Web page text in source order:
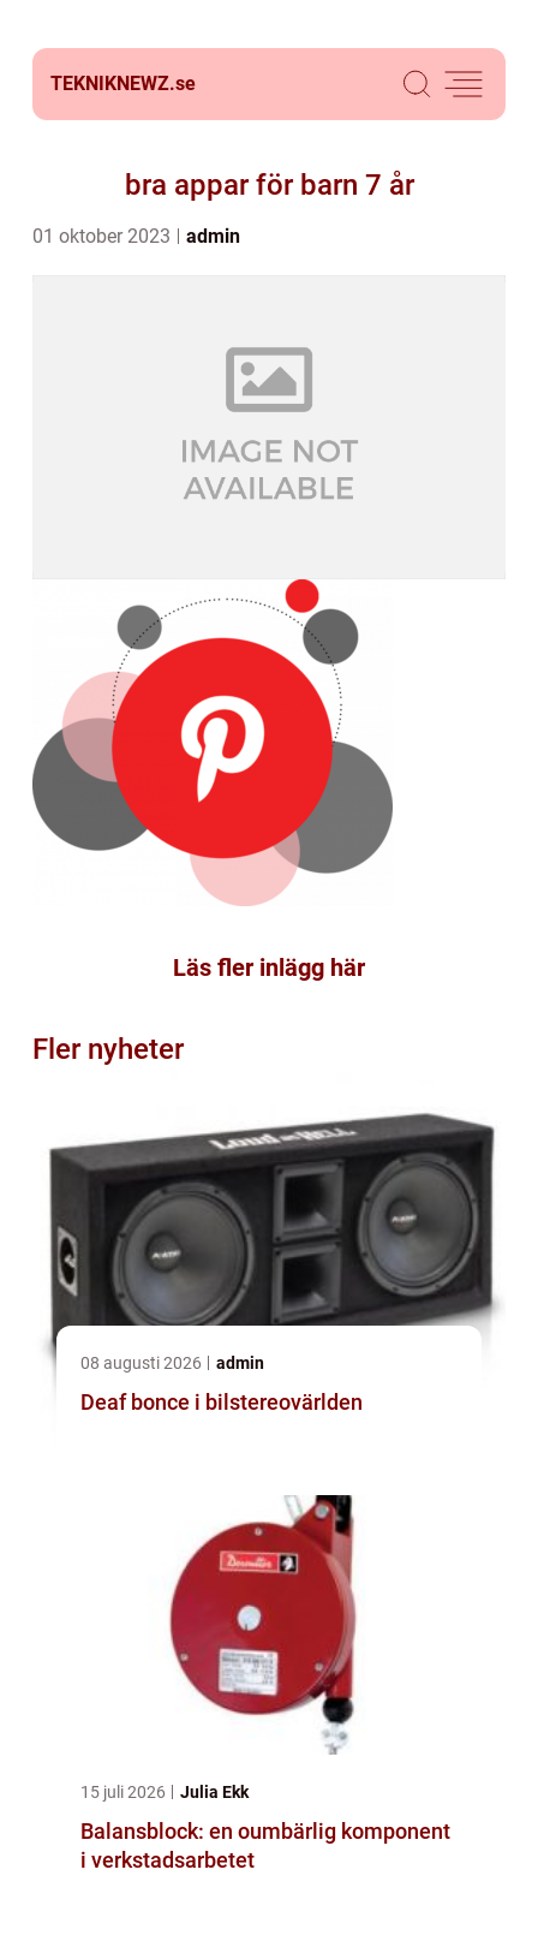
TEKNIKNEWZ.se
bra appar för barn 7 år
01 oktober 2023 admin
Läs fler inlägg här
Fler nyheter
08 augusti 2026 admin
Deaf bonce i bilstereovärlden
15 juli 2026 Julia Ekk
Balansblock: en oumbärlig komponent
i verkstadsarbetet